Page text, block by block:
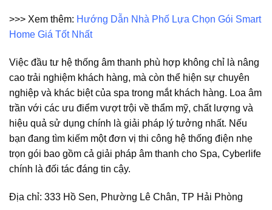
>>> Xem thêm: Hướng Dẫn Nhà Phố Lựa Chọn Gói Smart
Home Giá Tốt Nhất
Việc đầu tư hệ thống âm thanh phù hợp không chỉ là nâng
cao trải nghiệm khách hàng, mà còn thể hiện sự chuyên
nghiệp và khác biệt của spa trong mắt khách hàng. Loa âm
trần với các ưu điểm vượt trội về thẩm mỹ, chất lượng và
hiệu quả sử dụng chính là giải pháp lý tưởng nhất. Nếu
bạn đang tìm kiếm một đơn vị thi công hệ thống điện nhẹ
trọn gói bao gồm cả giải pháp âm thanh cho Spa, Cyberlife
chính là đối tác đáng tin cậy.
Địa chỉ: 333 Hồ Sen, Phường Lê Chân, TP Hải Phòng